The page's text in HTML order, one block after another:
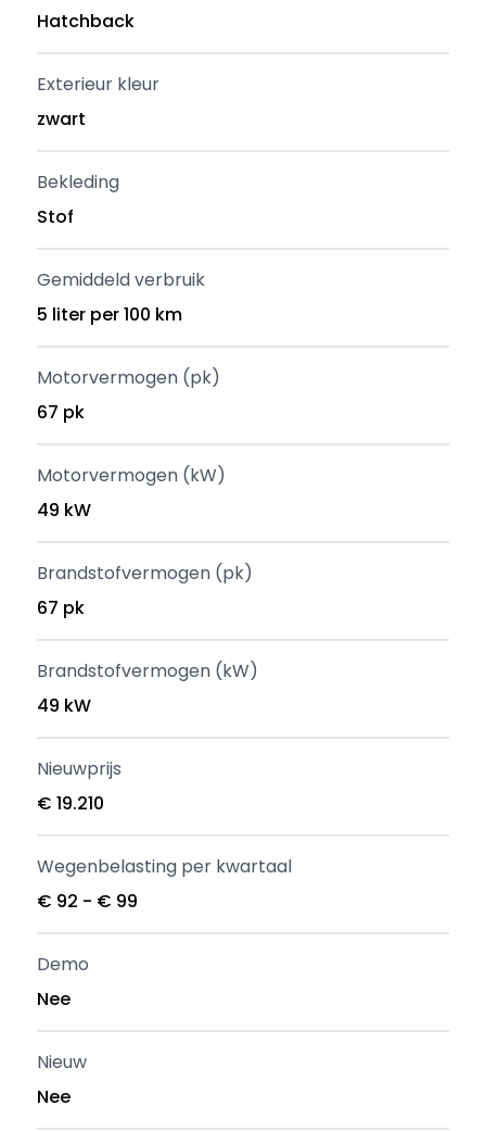
Hatchback
Exterieur kleur
zwart
Bekleding
Stof
Gemiddeld verbruik
5 liter per 100 km
Motorvermogen (pk)
67 pk
Motorvermogen (kW)
49 kW
Brandstofvermogen (pk)
67 pk
Brandstofvermogen (kW)
49 kW
Nieuwprijs
€ 19.210
Wegenbelasting per kwartaal
€ 92 - € 99
Demo
Nee
Nieuw
Nee